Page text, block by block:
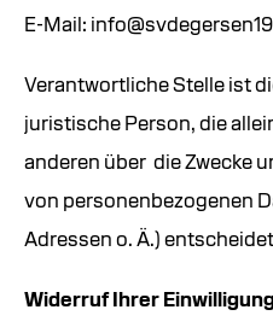
E-Mail:
Verantwortliche Stelle ist
juristische Person, die
anderen über die Zwecke
von personenbezogenen
Adressen o. Ä.)
Widerruf Ihrer